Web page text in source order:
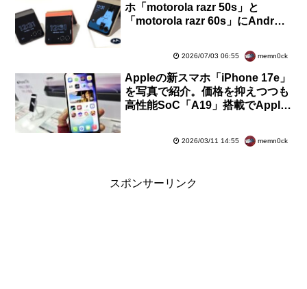
ホ「motorola razr 50s」と
「motorola razr 60s」にAndroid
2026/07/03 06:55 memn0ck
Appleの新スマホ「iPhone 17e」
を写真で紹介。価格を抑えつつも
高性能SoC「A19」搭載でApple
2026/03/11 14:55 memn0ck
スポンサーリンク